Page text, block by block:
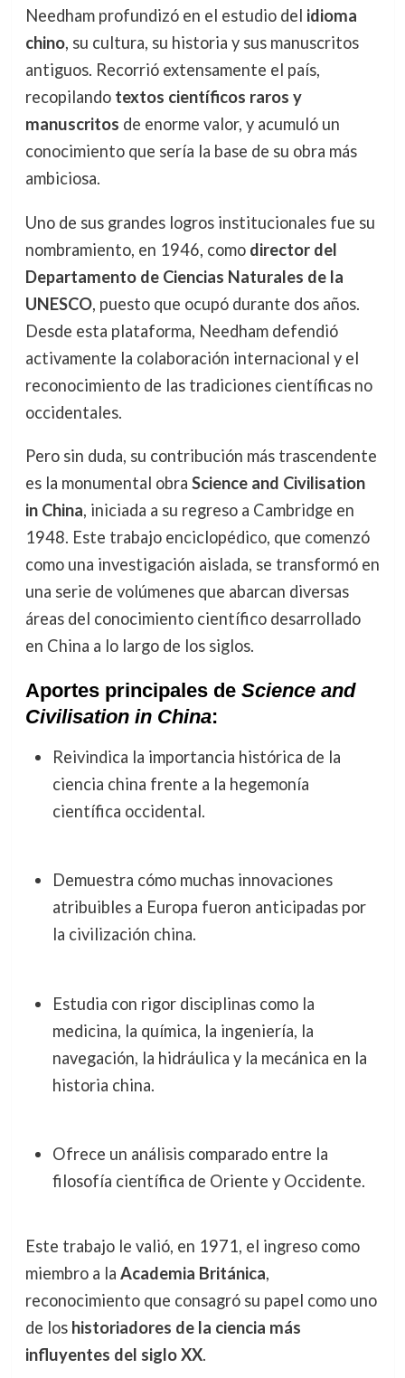
Needham profundizó en el estudio del idioma
chino, su cultura, su historia y sus manuscritos
antiguos. Recorrió extensamente el país,
recopilando textos científicos raros y
manuscritos de enorme valor, y acumuló un
conocimiento que sería la base de su obra más
ambiciosa.
Uno de sus grandes logros institucionales fue su
nombramiento, en 1946, como director del
Departamento de Ciencias Naturales de la
UNESCO, puesto que ocupó durante dos años.
Desde esta plataforma, Needham defendió
activamente la colaboración internacional y el
reconocimiento de las tradiciones científicas no
occidentales.
Pero sin duda, su contribución más trascendente
es la monumental obra Science and Civilisation
in China, iniciada a su regreso a Cambridge en
1948. Este trabajo enciclopédico, que comenzó
como una investigación aislada, se transformó en
una serie de volúmenes que abarcan diversas
áreas del conocimiento científico desarrollado
en China a lo largo de los siglos.
Aportes principales de Science and
Civilisation in China:
Reivindica la importancia histórica de la
ciencia china frente a la hegemonía
científica occidental.
Demuestra cómo muchas innovaciones
atribuibles a Europa fueron anticipadas por
la civilización china.
Estudia con rigor disciplinas como la
medicina, la química, la ingeniería, la
navegación, la hidráulica y la mecánica en la
historia china.
Ofrece un análisis comparado entre la
filosofía científica de Oriente y Occidente.
Este trabajo le valió, en 1971, el ingreso como
miembro a la Academia Británica,
reconocimiento que consagró su papel como uno
de los historiadores de la ciencia más
influyentes del siglo XX.